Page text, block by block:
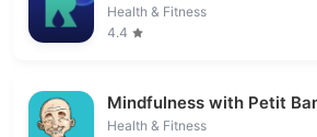
Health & Fitness
4.4
Mindfulness with Petit
Health & Fitness